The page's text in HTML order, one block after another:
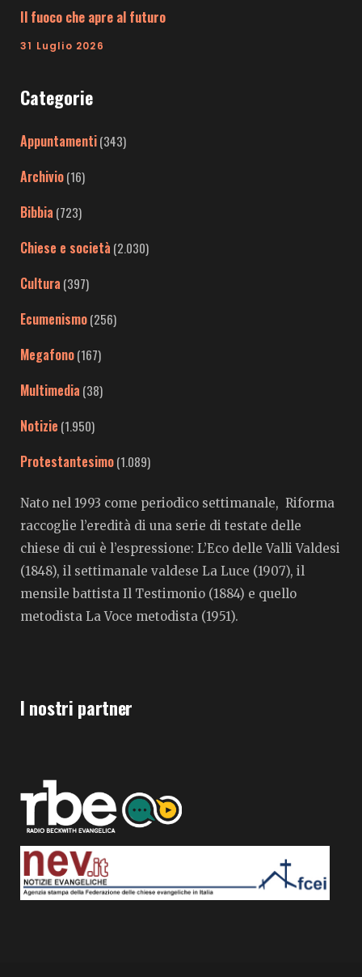
Il fuoco che apre al futuro
31 Luglio 2026
Categorie
Appuntamenti(343)
Archivio(16)
Bibbia (723)
Chiese e società (2.030)
Cultura (397)
Ecumenismo(256)
Megafono(167)
Multimedia (38)
Notizie (1.950)
Protestantesimo(1.089)
Nato nel 1993 come periodico settimanale, Riforma
raccoglie l’eredità di una serie di testate delle
chiese di cui è l’espressione: L’Eco delle Valli Valdesi
(1848), il settimanale valdese La Luce (1907), il
mensile battista Il Testimonio (1884) e quello
metodista La Voce metodista (1951).
I nostri partner